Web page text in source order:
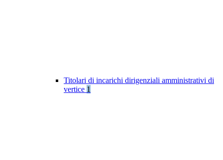
Titolari di incarichi dirigenziali amministrativi di
vertice 1